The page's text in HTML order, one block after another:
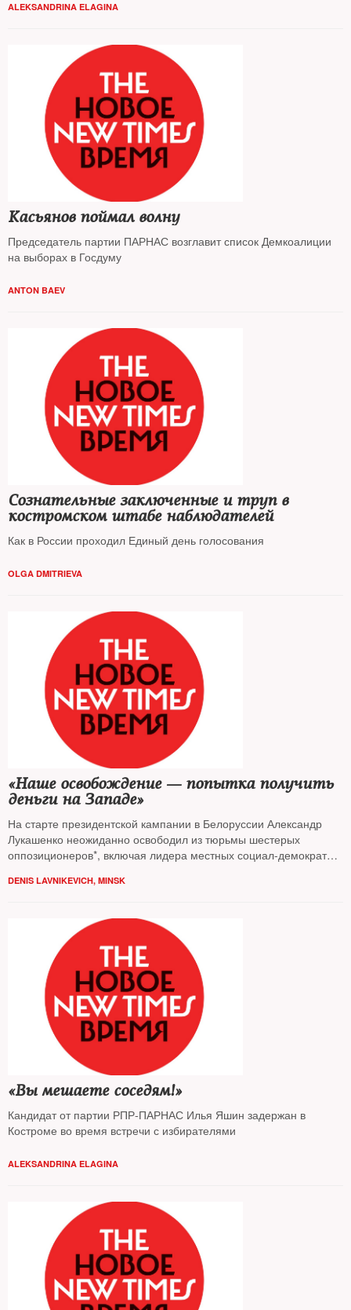
Яшин, Виктор Шендерович, ПАРНАС и другие
ALEKSANDRINA ELAGINA
Касьянов поймал волну
Председатель партии ПАРНАС возглавит список Демкоалиции
на выборах в Госдуму
ANTON BAEV
Сознательные заключенные и труп в
костромском штабе наблюдателей
Как в России проходил Единый день голосования
OLGA DMITRIEVA
«Наше освобождение — попытка получить
деньги на Западе»
На старте президентской кампании в Белоруссии Александр
Лукашенко неожиданно освободил из тюрьмы шестерых
оппозиционеров*, включая лидера местных социал-демократов,
DENIS LAVNIKEVICH, MINSK
«Вы мешаете соседям!»
Кандидат от партии РПР-ПАРНАС Илья Яшин задержан в
Костроме во время встречи с избирателями
ALEKSANDRINA ELAGINA